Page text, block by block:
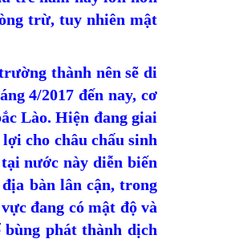
trừ, tuy nhiên mật
thành nên sẽ di
4/2017 đến nay, cơ
Lào. Hiện đang giai
cho châu chấu sinh
nước này diễn biến
bàn lân cận, trong
đang có mật độ và
phát thành dịch